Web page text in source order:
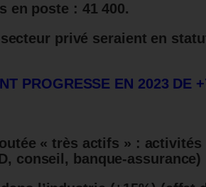
en poste : 41 400.
privé seraient en
PROGRESSE EN 2023 DE
« très actifs » : activités
conseil, banque-assurance)